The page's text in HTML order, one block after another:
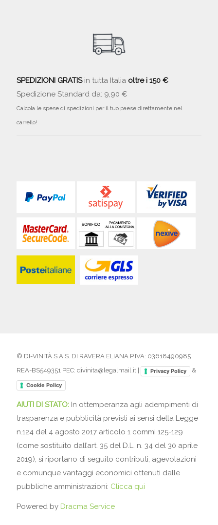
SPEDIZIONI GRATISin tutta Italia oltre i 150 €
Spedizione Standard da: 9,90 €
Calcola le spese di spedizioni per il tuo paese direttamente nel
carrello!
© DI-VINITÀ S.A.S. DI RAVERA ELIANA P.IVA: 03618490985
REA-BS549351 PEC: divinita@legalmail.it |
Privacy Policy &
Cookie Policy
AIUTI DI STATO: In ottemperanza agli adempimenti di
trasparenza e pubblicità previsti ai sensi della Legge
n.124 del 4 agosto 2017 articolo 1 commi 125-129
(come sostituito dall’art. 35 del D.L. n. 34 del 30 aprile
2019), si riportano di seguito contributi, agevolazioni
e comunque vantaggi economici ottenuti dalle
pubbliche amministrazioni: Clicca qui
Powered by Dracma Service